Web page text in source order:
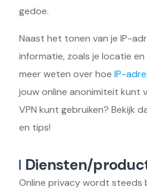
gedoe.
Naast het tonen van je IP-
informatie, zoals je locatie
meer weten over hoe IP-
jouw online anonimiteit kunt
VPN kunt gebruiken? Bekijk
en tips!
Diensten/
Online privacy wordt steeds